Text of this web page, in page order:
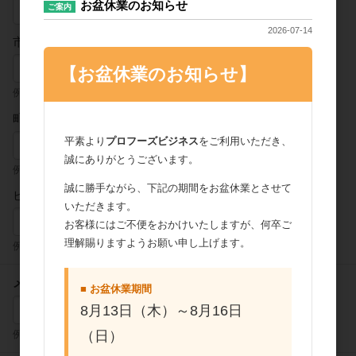
市区町村
例) ○○区
町域・番地
例) ○○町3-24
ビル建物名など
例) ○○ビル 301
メールアドレス
例) example@example.com
ご案内 お盆休業のお知らせ
2026-07-14
【お盆休業のお知らせ】
平素より プロフーズビジネスをご利用いただき、
誠にありがとうございます。
誠に勝手ながら、下記の期間をお盆休業とさせて
いただきます。
お客様にはご不便をおかけいたしますが、何卒ご
理解賜りますようお願い申し上げます。
■ お盆休業期間
8月13日（木）～8月16日
（日）